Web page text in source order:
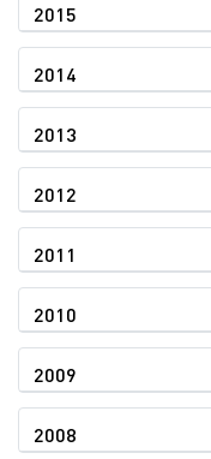
2015
2014
2013
2012
2011
2010
2009
2008